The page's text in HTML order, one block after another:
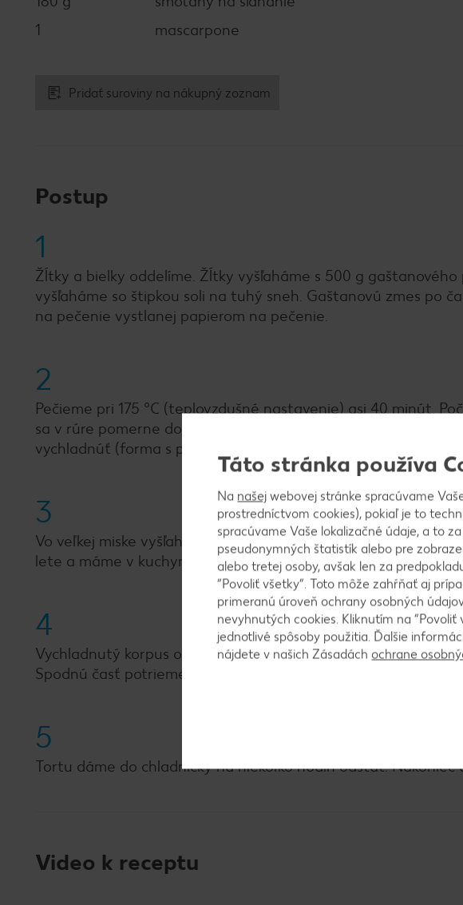
1
mascarpone
Pridať suroviny na nákupný zoznam
Postup
1
Žĺtky a bielky oddelíme. Žĺtky vyšľaháme s 500 g
vyšľaháme so štipkou soli na tuhý sneh. Gaštanovú zmes po
na pečenie vystlanej papierom na pečenie.
2
Pečieme pri 175 °C (teplovzdušné nastavenie) asi 40 minút.
sa v rúre pomerne dosť nafúkne, no po upečení a vybratí
vychladnúť (forma s priemerom 25 cm).
3
Vo veľkej miske vyšľaháme dotuha masacrpone, smotanu na
lete a máme v kuchyni príliš teplo, môžeme pridať aj jeden
4
Vychladnutý korpus opatrne prerežeme na polovicu. S
Spodnú časť potrieme džemom a 1/3 gaštanového krému.
5
Tortu dáme do chladničky na niekoľko hodín odstáť.
Video k receptu
Táto stránka používa
Na našej webovej stránke spracúvame
prostredníctvom cookies), pokiaľ je to
spracúvame Vaše lokalizačné údaje, a to
pseudonymných štatistík alebo pre
alebo tretej osoby, avšak len za
“Povoliť všetky”. Toto môže zahŕňať aj
primeranú úroveň ochrany osobných
nevyhnutých cookies. Kliknutím na
jednotlivé spôsoby použitia. Ďalšie
nájdete v našich Zásadách ochrane